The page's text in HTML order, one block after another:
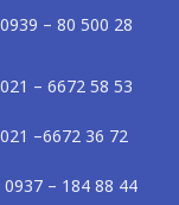
28 500 80 – 0939
53 58 6672 – 021
72 36 6672– 021
44 88 184 – 0937